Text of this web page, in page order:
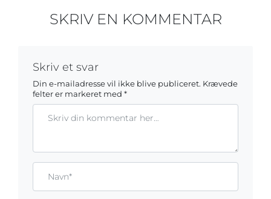
SKRIV EN KOMMENTAR
Skriv et svar
Din e-mailadresse vil ikke blive publiceret. Krævede
felter er markeret med *